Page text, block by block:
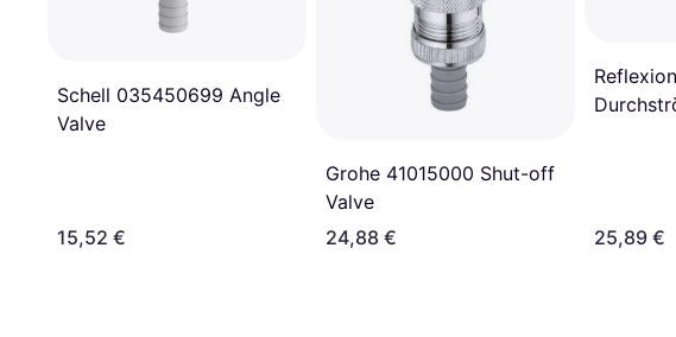
Schell 035450699 Angle
Valve
15,52 €
Grohe 41015000 Shut-off
Valve
24,88 €
25,89 €